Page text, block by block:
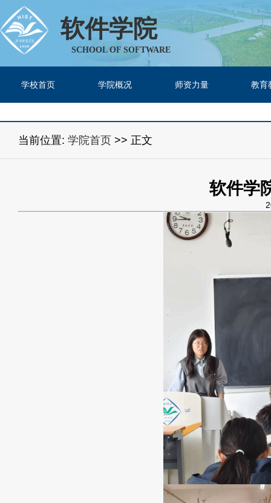
软件学院
SCHOOL OF SOFTWARE
学校首页 学院概况 师资力量 教育
当前位置: 学院首页 >> 正文
软件学